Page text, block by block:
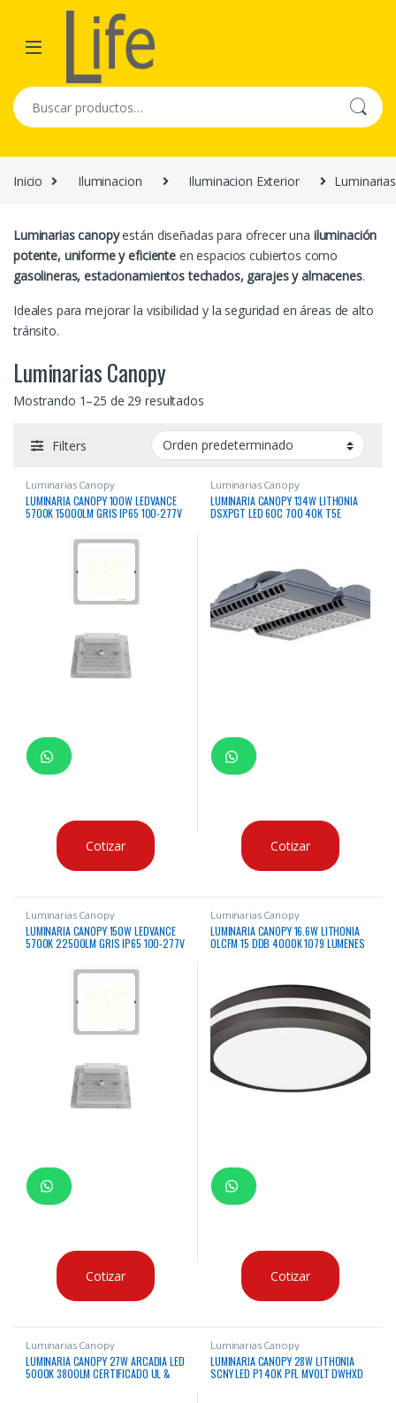
Skip to navigation
Skip to content
Buscar por:
Inicio Iluminacion Iluminacion Exterior
Luminarias canopyestán diseñadas para ofrecer una iluminación
potente, uniforme y eficienteen espacios cubiertos como
gasolineras, estacionamientos techados, garajes y almacenes.
Ideales para mejorar la visibilidad y la seguridad en áreas de alto
tránsito.
Luminarias Canopy
Mostrando 1–25 de 29 resultados
Filters
Luminarias Canopy
LUMINARIA CANOPY 100W LEDVANCE
5700K 15000LM GRIS IP65 100-277V
Cotizar
Luminarias Canopy
LUMINARIA CANOPY 134W LITHONIA
DSXPGT LED 60C 700 40K T5E
Cotizar
Luminarias Canopy
LUMINARIA CANOPY 150W LEDVANCE
5700K 22500LM GRIS IP65 100-277V
Cotizar
Luminarias Canopy
LUMINARIA CANOPY 16.6W LITHONIA
OLCFM 15 DDB 4000K 1079 LUMENES
Cotizar
Luminarias Canopy
LUMINARIA CANOPY 27W ARCADIA LED
5000K 3800LM CERTIFICADO UL &
Luminarias Canopy
LUMINARIA CANOPY 28W LITHONIA
SCNY LED P1 40K PFL MVOLT DWHXD